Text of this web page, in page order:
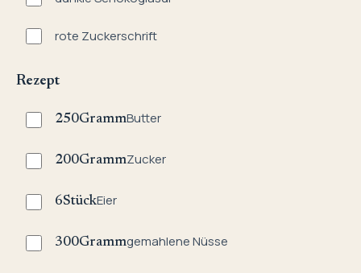
rote Zuckerschrift
Rezept
250GrammButter
200GrammZucker
6StückEier
300Grammgemahlene Nüsse